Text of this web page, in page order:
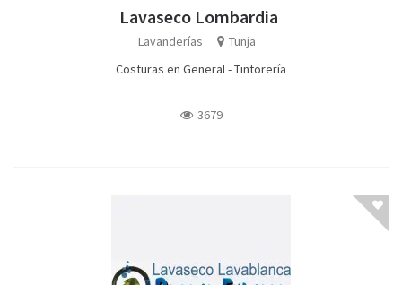
Lavaseco Lombardia
Lavanderías
Tunja
Costuras en General - Tintorería
3679